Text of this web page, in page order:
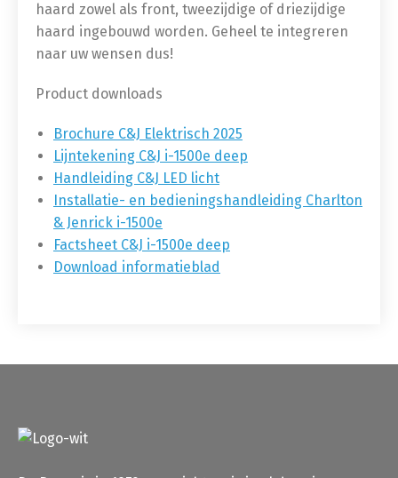
haard zowel als front, tweezijdige of driezijdige
haard ingebouwd worden. Geheel te integreren
naar uw wensen dus!
Product downloads
Brochure C&J Elektrisch 2025
Lijntekening C&J i-1500e deep
Handleiding C&J LED licht
Installatie- en bedieningshandleiding Charlton
& Jenrick i-1500e
Factsheet C&J i-1500e deep
Download informatieblad